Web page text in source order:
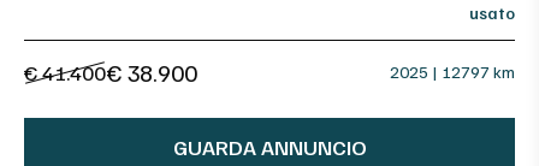
usato
€ 41.400€ 38.900 2025 | 12797 km
GUARDA ANNUNCIO